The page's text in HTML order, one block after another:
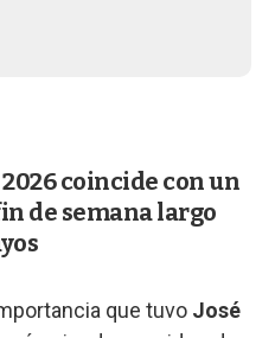
coincide con un
de semana largo
que tuvo José